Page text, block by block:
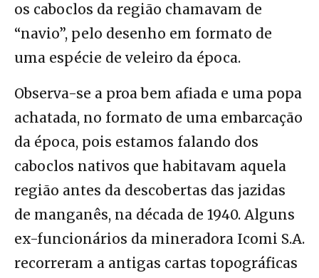
os caboclos da região chamavam de
“navio”, pelo desenho em formato de
uma espécie de veleiro da época.
Observa-se a proa bem afiada e uma popa
achatada, no formato de uma embarcação
da época, pois estamos falando dos
caboclos nativos que habitavam aquela
região antes da descobertas das jazidas
de manganês, na década de 1940. Alguns
ex-funcionários da mineradora Icomi S.A.
recorreram a antigas cartas topográficas